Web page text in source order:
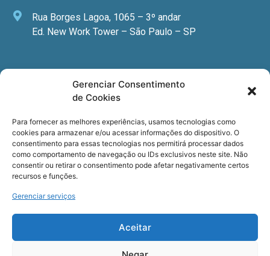
Gerenciar Consentimento
de Cookies
Para fornecer as melhores experiências, usamos tecnologias como
cookies para armazenar e/ou acessar informações do dispositivo. O
consentimento para essas tecnologias nos permitirá processar dados
como comportamento de navegação ou IDs exclusivos neste site. Não
consentir ou retirar o consentimento pode afetar negativamente certos
recursos e funções.
Gerenciar serviços
Aceitar
Rua Borges Lagoa, 1065 – 3º andar
Ed. New Work Tower – São Paulo – SP
Newsletter
especializadas, cursos e eventos?
Registre seu email.
Termos de usoe aPolítica de privacidade